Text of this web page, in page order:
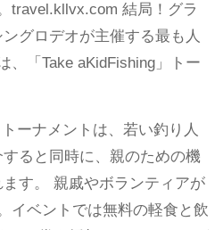
travel.kllvx.com 結局！グラ
グロデオが主催する最も人
、「Take aKidFishing」トー
トーナメントは、若い釣り人
ると同時に、親のための機
す。 親戚やボランティアが
イベントでは無料の軽食と飲